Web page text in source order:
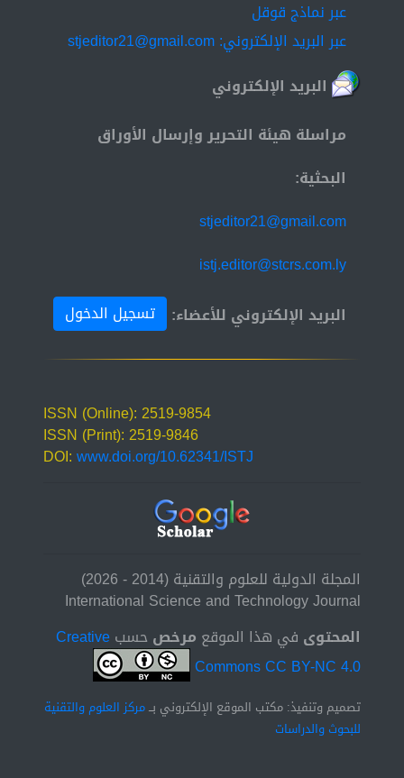
عبر نماذج قوقل
عبر البريد الإلكتروني: stjeditor21@gmail.com
البريد الإلكتروني
مراسلة هيئة التحرير وإرسال الأوراق
البحثية:
stjeditor21@gmail.com
istj.editor@stcrs.com.ly
البريد الإلكتروني للأعضاء:
تسجيل الدخول
ISSN (Online): 2519-9854
ISSN (Print): 2519-9846
DOI:www.doi.org/10.62341/ISTJ
المجلة الدولية للعلوم والتقنية (2014 - 2026)
International Science and Technology Journal
المحتوى في هذا الموقع مرخصحسبCreative
Commons CC BY-NC 4.0
تصميم وتنفيذ: مكتب الموقع الإلكتروني بــمركز العلوم والتقنية
للبحوث والدراسات